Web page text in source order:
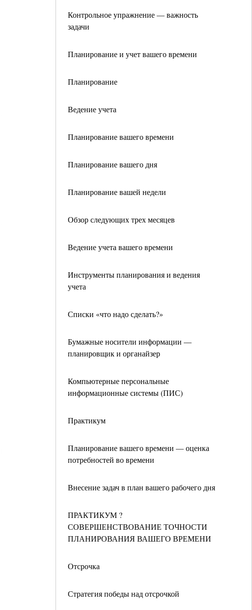
Контрольное упражнение — важность
задачи
Планирование и учет вашего времени
Планирование
Ведение учета
Планирование вашего времени
Планирование вашего дня
Планирование вашей недели
Обзор следующих трех месяцев
Ведение учета вашего времени
Инструменты планирования и ведения
учета
Списки «что надо сделать?»
Бумажные носители информации —
планировщик и органайзер
Компьютерные персональные
информационные системы (ПИС)
Практикум
Планирование вашего времени — оценка
потребностей во времени
Внесение задач в план вашего рабочего дня
ПРАКТИКУМ ?
СОВЕРШЕНСТВОВАНИЕ ТОЧНОСТИ
ПЛАНИРОВАНИЯ ВАШЕГО ВРЕМЕНИ
Отсрочка
Стратегия победы над отсрочкой